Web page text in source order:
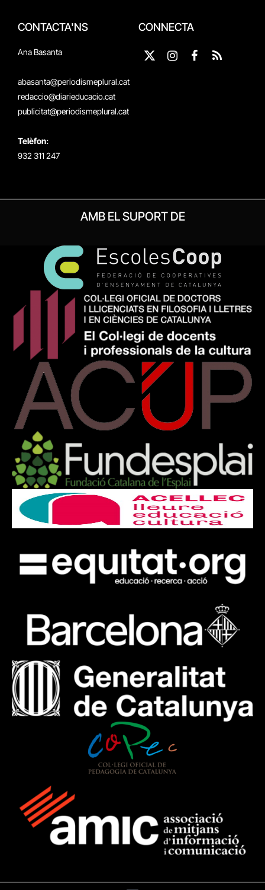
CONTACTA'NS
Ana Basanta
abasanta@periodismeplural.cat
redaccio@diarieducacio.cat
publicitat@periodismeplural.cat
Telèfon:
932 311 247
CONNECTA
X
Instagram
Facebook
RSS
AMB EL SUPORT DE